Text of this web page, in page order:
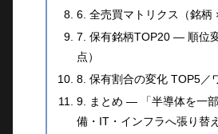
6. 全売買マトリクス（銘柄
7. 保有銘柄TOP20 — 順位
点）
8. 保有割合の変化 TOP5／
9. まとめ — 「半導体を一
備・IT・インフラへ張り替